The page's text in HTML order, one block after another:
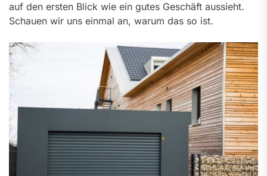
auf den ersten Blick wie ein gutes Geschäft aussieht.
Schauen wir uns einmal an, warum das so ist.